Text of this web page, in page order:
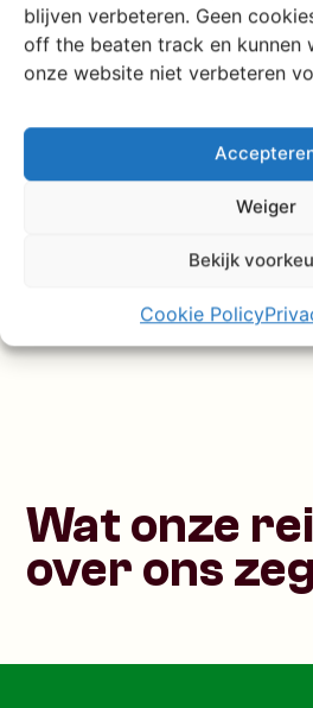
blijven verbeteren. Geen
off the beaten track en kunnen
onze website niet verbeteren
Weiger
Bekijk
Cookie Policy
Wat onze
over ons